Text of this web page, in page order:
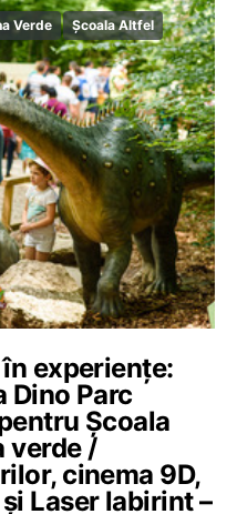
Verde
Școala Altfel
experiențe:
Dino Parc
Școala
verde /
cinema 9D,
Laser labirint –